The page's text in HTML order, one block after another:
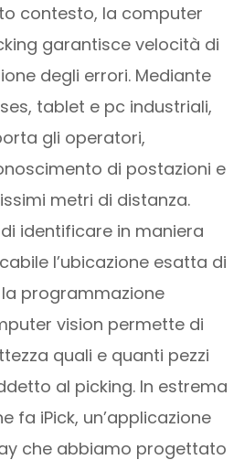
contesto, la computer
garantisce velocità di
degli errori. Mediante
tablet e pc industriali,
gli operatori,
di postazioni e
metri di distanza.
identificare in maniera
l’ubicazione esatta di
programmazione
vision permette di
quali e quanti pezzi
al picking. In estrema
fa iPick, un’applicazione
che abbiamo progettato